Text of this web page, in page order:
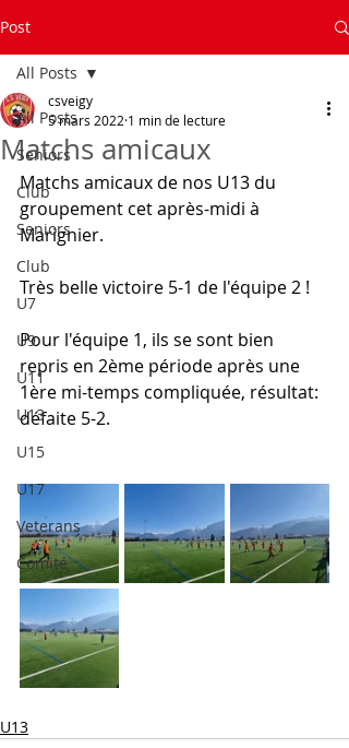
Post
All Posts
Seniors
Club
Seniors
Club
U7
U9
U11
U13
U15
U17
Veterans
Comité
All Posts
Matchs amicaux
csveigy
5 mars 2022 1 min de lecture
Matchs amicaux de nos U13 du
groupement cet après-midi à
Marignier.
Très belle victoire 5-1 de l'équipe 2 !
Pour l'équipe 1, ils se sont bien
repris en 2ème période après une
1ère mi-temps compliquée, résultat:
défaite 5-2.
U13